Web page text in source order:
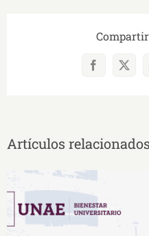
Facebook
X
Artículos relacionados